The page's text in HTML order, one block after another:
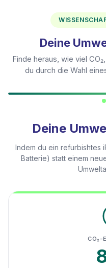
Deine
Finde heraus, wie viel
du durch die Wahl
Deine
Indem du ein refurbishtes
Batterie) statt einem
CO₂-